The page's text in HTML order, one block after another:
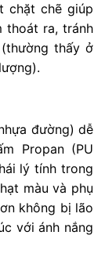
chặt chẽ giúp
thoát ra, tránh
thấy ở
đường) dễ
Propan (PU
lý tính trong
màu và phụ
không bị lão
với ánh nắng